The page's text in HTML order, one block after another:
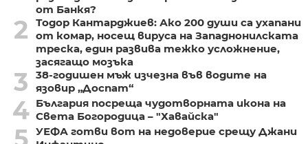
от Банкя?
2
Тодор Кантарджиев: Ако 200 души са ухапани
от комар, носещ вируса на Западнонилската
треска, един развива тежко усложнение,
засягащо мозъка
3
38-годишен мъж изчезна във водите на
язовир „Доспат“
4 България посреща чудотворната икона на
Света Богородица – "Хавайска"
УЕФА готви вот на недоверие срещу Джани